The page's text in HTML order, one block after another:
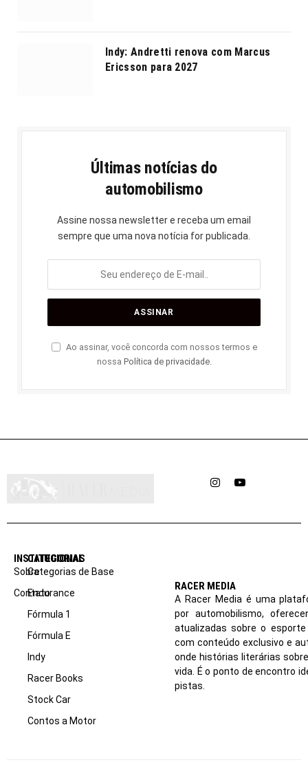
Indy: Andretti renova com Marcus
Ericsson para 2027
Últimas notícias do
automobilismo
Assine nossa newsletter e receba um email
sempre que uma nova notícia for publicada.
Ao assinar, você concorda com nossos termos e
nossa Política de privacidade.
InstagramYouTube
INSTITUCIONAL
Sobre
Contato
CATEGORIAS
Categorias de Base
Endurance
Fórmula 1
Fórmula E
Indy
Racer Books
Stock Car
Contos a Motor
RACER MEDIA
A Racer Media é uma
por automobilismo,
atualizadas sobre o
com conteúdo exclusivo e
onde histórias literárias
vida. É o ponto de encontro
pistas.